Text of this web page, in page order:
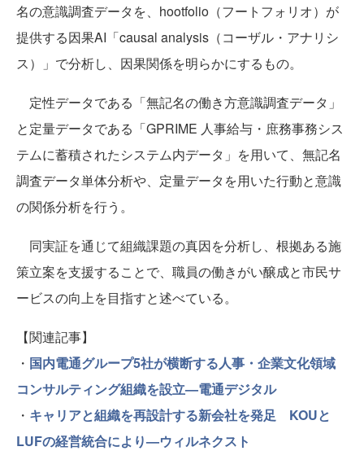
名の意識調査データを、hootfolio（フートフォリオ）が
提供する因果AI「causal analysis（コーザル・アナリシ
ス）」で分析し、因果関係を明らかにするもの。
定性データである「無記名の働き方意識調査データ」
と定量データである「GPRIME 人事給与・庶務事務シス
テムに蓄積されたシステム内データ」を用いて、無記名
調査データ単体分析や、定量データを用いた行動と意識
の関係分析を行う。
同実証を通じて組織課題の真因を分析し、根拠ある施
策立案を支援することで、職員の働きがい醸成と市民サ
ービスの向上を目指すと述べている。
【関連記事】
・ 国内電通グループ5社が横断する人事・企業文化領域
コンサルティング組織を設立—電通デジタル
・ キャリアと組織を再設計する新会社を発足 KOUと
LUFの経営統合により—ウィルネクスト